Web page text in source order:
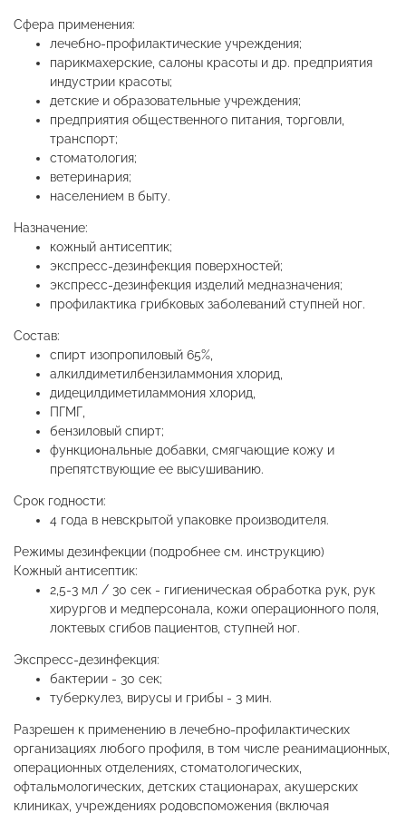
Сфера применения:
лечебно-профилактические учреждения;
парикмахерские, салоны красоты и др. предприятия
индустрии красоты;
детские и образовательные учреждения;
предприятия общественного питания, торговли,
транспорт;
стоматология;
ветеринария;
населением в быту.
Назначение:
кожный антисептик;
экспресс-дезинфекция поверхностей;
экспресс-дезинфекция изделий медназначения;
профилактика грибковых заболеваний ступней ног.
Состав:
спирт изопропиловый 65%,
алкилдиметилбензиламмония хлорид,
дидецилдиметиламмония хлорид,
ПГМГ,
бензиловый спирт;
функциональные добавки, смягчающие кожу и
препятствующие ее высушиванию.
Срок годности:
4 года в невскрытой упаковке производителя.
Режимы дезинфекции (подробнее см. инструкцию)
Кожный антисептик:
2,5-3 мл / 30 сек - гигиеническая обработка рук, рук
хирургов и медперсонала, кожи операционного поля,
локтевых сгибов пациентов, ступней ног.
Экспресс-дезинфекция:
бактерии - 30 сек;
туберкулез, вирусы и грибы - 3 мин.
Разрешен к применению в лечебно-профилактических
организациях любого профиля, в том числе реанимационных,
операционных отделениях, стоматологических,
офтальмологических, детских стационарах, акушерских
клиниках, учреждениях родовспоможения (включая